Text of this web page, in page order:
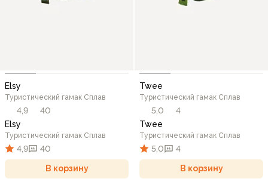
Elsy
Туристический гамак Сплав
4,9
40
Elsy
Туристический гамак Сплав
4,9 40
В корзину
Twee
Туристический гамак Сплав
5,0
4
Twee
Туристический гамак Сплав
5,0 4
В корзину